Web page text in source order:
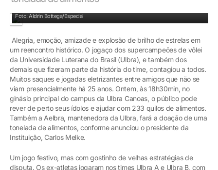
Foto: Aldrin Bottega/Especial
Alegria, emoção, amizade e explosão de brilho de estrelas em
um reencontro histórico. O jogaço dos supercampeões de vôlei
da Universidade Luterana do Brasil (Ulbra), e também dos
demais que fizeram parte da história do time, contagiou a todos.
Muitos saques e jogadas eletrizantes entre amigos que não se
viam presencialmente há 25 anos. Ontem, às 18h30min, no
ginásio principal do campus da Ulbra Canoas, o público pode
rever de perto seus ídolos e ajudar com 233 quilos de alimentos.
Também a Aelbra, mantenedora da Ulbra, fará a doação de uma
tonelada de alimentos, conforme anunciou o presidente da
Instituição, Carlos Melke.
Um jogo festivo, mas com gostinho de velhas estratégias de
disputa. Os ex-atletas jogaram nos times Ulbra A e Ulbra B, com